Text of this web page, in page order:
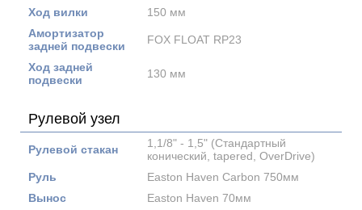
Ход вилки
150 мм
Амортизатор
задней подвески
FOX FLOAT RP23
Ход задней
подвески
130 мм
Рулевой узел
Рулевой стакан
1,1/8" - 1,5" (Стандартный
конический, tapered, OverDrive)
Руль
Easton Haven Carbon 750мм
Вынос
Easton Haven 70мм